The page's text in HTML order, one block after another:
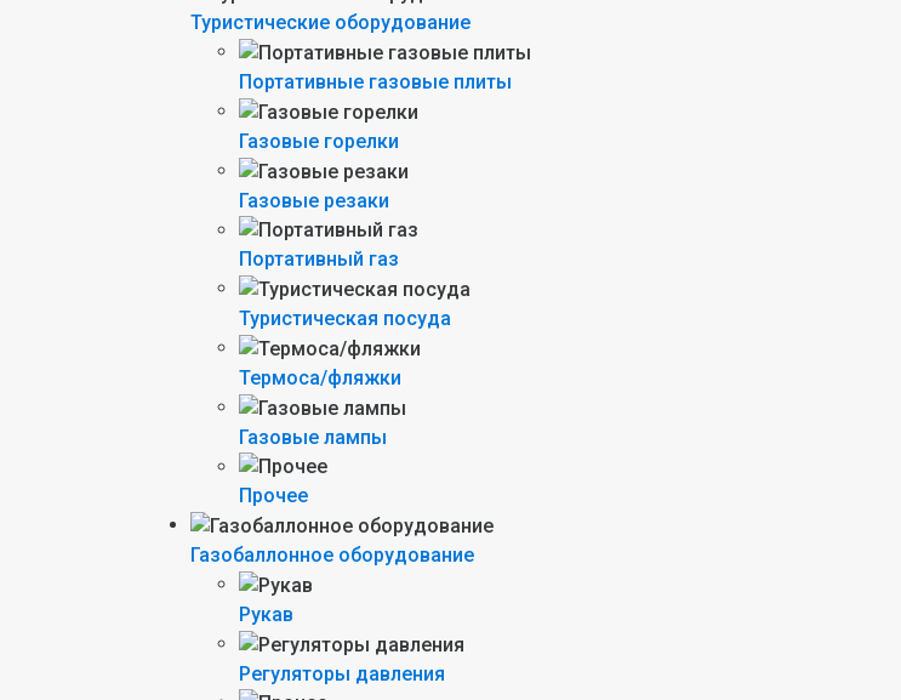
Туристические оборудование
Портативные газовые плиты
Газовые горелки
Газовые резаки
Портативный газ
Туристическая посуда
Термоса/фляжки
Газовые лампы
Прочее
Газобаллонное оборудование
Рукав
Регуляторы давления